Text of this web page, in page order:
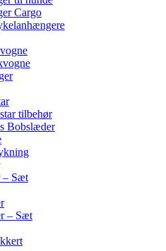
Cargo
tilbehør
Bobslæder
– Sæt
– Sæt